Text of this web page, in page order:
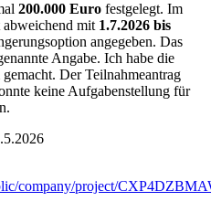
200.000 Euro festgelegt. Im
mit 1.7.2026 bis
angegeben. Das
Angabe. Ich habe die
Der Teilnahmeantrag
keine Aufgabenstellung für
company/project/